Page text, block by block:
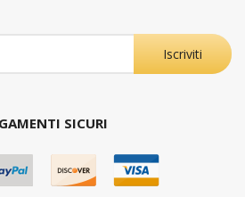
Iscriviti
SICURI